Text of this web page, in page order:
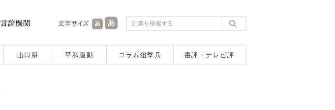
山口県 平和運動 コラム狙撃兵 書評・テレビ評